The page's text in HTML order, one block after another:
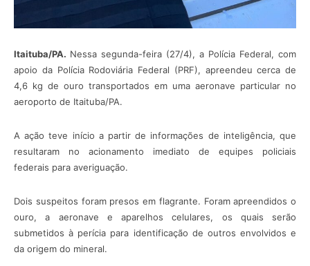
Itaituba/PA. Nessa segunda-feira (27/4), a Polícia Federal, com
apoio da Polícia Rodoviária Federal (PRF), apreendeu cerca de
4,6 kg de ouro transportados em uma aeronave particular no
aeroporto de Itaituba/PA.
A ação teve início a partir de informações de inteligência, que
resultaram no acionamento imediato de equipes policiais
federais para averiguação.
Dois suspeitos foram presos em flagrante. Foram apreendidos o
ouro, a aeronave e aparelhos celulares, os quais serão
submetidos à perícia para identificação de outros envolvidos e
da origem do mineral.